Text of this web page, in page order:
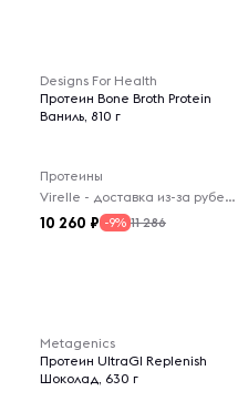
Designs For Health
Протеин Bone Broth Protein
Ваниль, 810 г
Протеины
Virelle - доставка из-за рубежа
10 260 -9% 11 286
Metagenics
Протеин UltraGI Replenish
Шоколад, 630 г